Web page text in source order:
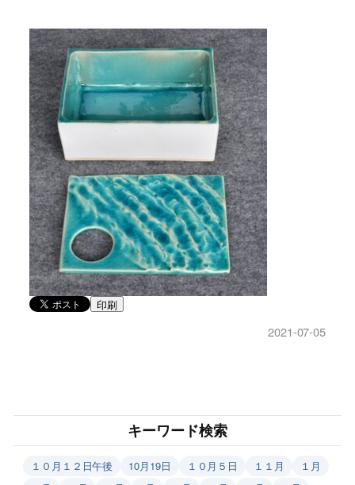
印刷
2021-07-05
キーワード検索
１０月１２日午後 10月19日 １０月５日 １１月
１月